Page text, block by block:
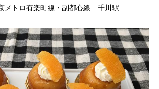
メトロ有楽町線・副都心線 千川駅